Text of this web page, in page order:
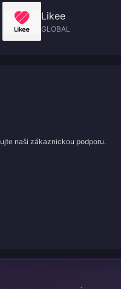
Likee
GLOBAL
naši zákaznickou podporu.